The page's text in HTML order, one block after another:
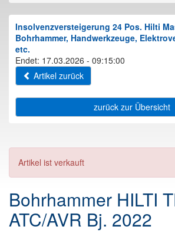
Insolvenzversteigerung 24 Pos. Hilti
Bohrhammer, Handwerkzeuge,
etc.
Endet: 17.03.2026 - 09:15:00
Artikel zurück
zurück zur Übersicht
Artikel ist verkauft
Bohrhammer HILTI
ATC/AVR Bj. 2022